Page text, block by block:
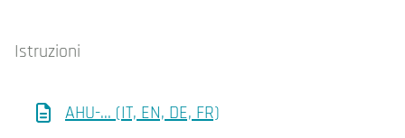
Istruzioni
AHU-... (IT, EN, DE, FR)